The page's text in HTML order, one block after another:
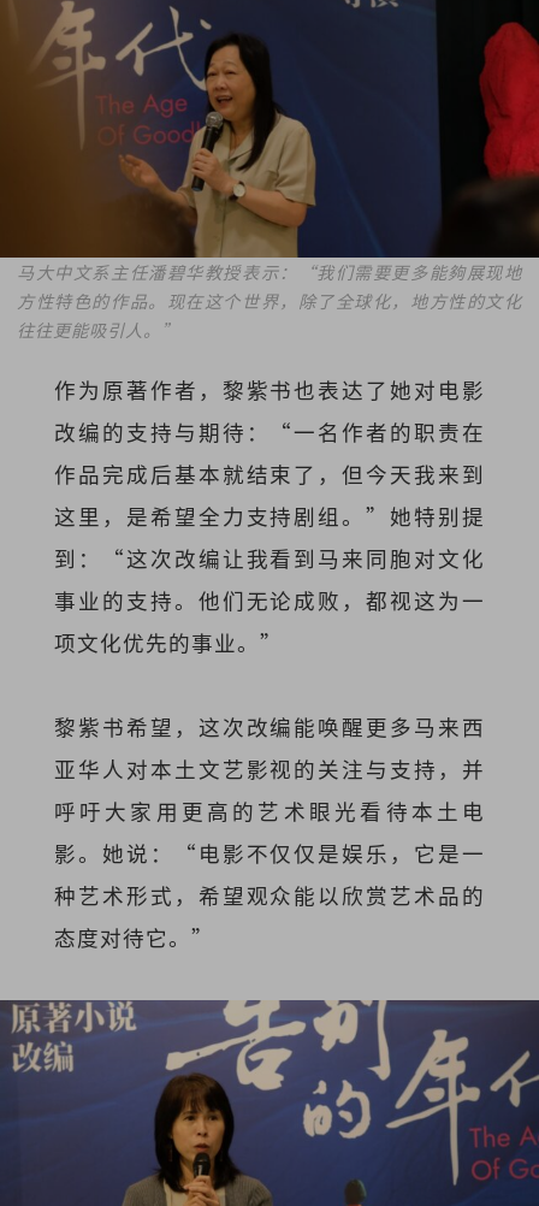
马大中文系主任潘碧华教授表示：“我们需要更多能夠展现地
方性特色的作品。现在这个世界，除了全球化，地方性的文化
往往更能吸引人。”
作为原著作者，黎紫书也表达了她对电影
改编的支持与期待：“一名作者的职责在
作品完成后基本就结束了，但今天我来到
这里，是希望全力支持剧组。”她特别提
到：“这次改编让我看到马来同胞对文化
事业的支持。他们无论成败，都视这为一
项文化优先的事业。”
黎紫书希望，这次改编能唤醒更多马来西
亚华人对本土文艺影视的关注与支持，并
呼吁大家用更高的艺术眼光看待本土电
影。她说：“电影不仅仅是娱乐，它是一
种艺术形式，希望观众能以欣赏艺术品的
态度对待它。”